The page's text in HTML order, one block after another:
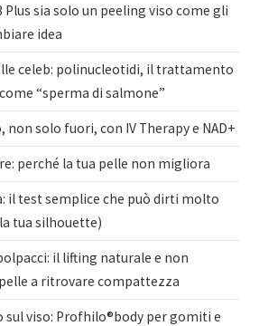
Plus sia solo un peeling viso come gli
idea
celeb: polinucleotidi, il trattamento
“sperma di salmone”
non solo fuori, con IV Therapy e NAD+
perché la tua pelle non migliora
il test semplice che può dirti molto
tua silhouette)
il lifting naturale e non
a ritrovare compattezza
sul viso: Profhilo®body per gomiti e